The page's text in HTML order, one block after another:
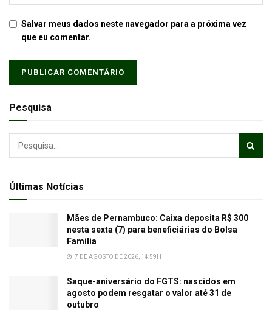
Salvar meus dados neste navegador para a próxima vez
que eu comentar.
Pesquisa
Últimas Notícias
Mães de Pernambuco: Caixa deposita R$ 300
nesta sexta (7) para beneficiárias do Bolsa
Família
7 DE AGOSTO DE 2026, 14:59H
Saque-aniversário do FGTS: nascidos em
agosto podem resgatar o valor até 31 de
outubro